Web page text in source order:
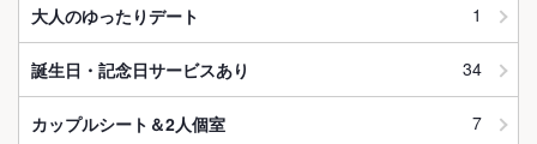
大人のゆったりデート 1
誕生日・記念日サービスあり 34
カップルシート＆2人個室 7